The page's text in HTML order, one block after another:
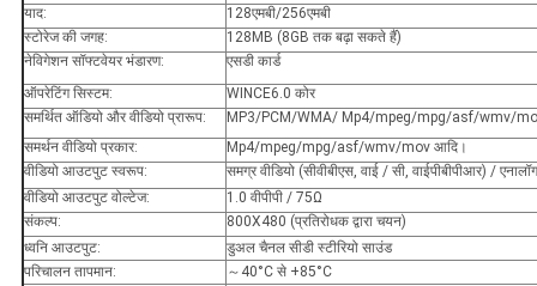
याद:
128एमबी/256एमबी
स्टोरेज की जगह:
128MB (8GB तक बढ़ा सकते हैं)
नेविगेशन सॉफ्टवेयर भंडारण:
एसडी कार्ड
ऑपरेटिंग सिस्टम:
WINCE6.0 कोर
समर्थित ऑडियो और वीडियो प्रारूप:
MP3/PCM/WMA/ Mp4/mpeg/mpg/asf/wmv/
समर्थन वीडियो प्रकार:
Mp4/mpeg/mpg/asf/wmv/mov आदि।
वीडियो आउटपुट स्वरूप:
समग्र वीडियो (सीवीबीएस, वाई / सी, वाईपीबीपीआर) /
वीडियो आउटपुट वोल्टेज:
1.0 वीपीपी / 75Ω
संकल्प:
800X480 (प्रतिरोधक द्वारा चयन)
ध्वनि आउटपुट:
डुअल चैनल सीडी स्टीरियो साउंड
परिचालन तापमान:
～40°C से +85°C